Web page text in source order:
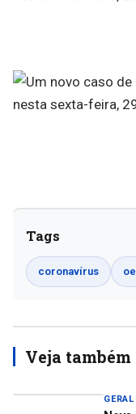
Tags
coronavírus
Veja também
GERAL